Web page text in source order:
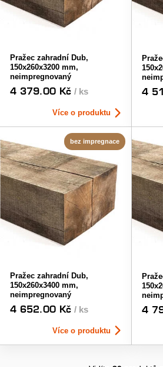
Pražec zahradní Dub,
150x260x3200 mm,
neimpregnovaný
4 379.00 Kč/ ks
Více o produktu
4
bez impregnace
Pražec zahradní Dub,
150x260x3400 mm,
neimpregnovaný
4 652.00 Kč/ ks
Více o produktu
4